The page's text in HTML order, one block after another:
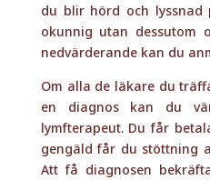
du blir hörd och lyssnad
okunnig utan dessutom
nedvärderande kan du
Om alla de läkare du
en diagnos kan du
lymfterapeut. Du får
gengäld får du stöttning
Att få diagnosen